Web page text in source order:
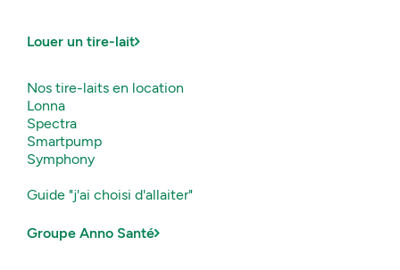
Louer un tire-lait
Nos tire-laits en location
Lonna
Spectra
Smartpump
Symphony
Guide "j'ai choisi d'allaiter"
Groupe Anno Santé